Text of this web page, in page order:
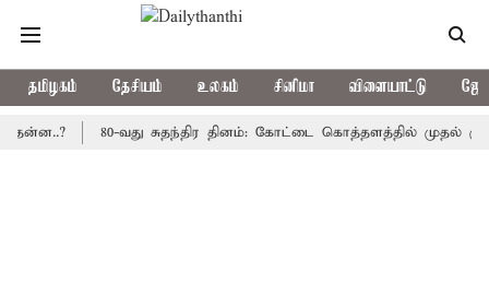
தமிழகம் தேசியம் உலகம் சினிமா விளையாட்டு
80-வது சுதந்திர தினம்: கோட்டை கொத்தளத்தில் முதல்